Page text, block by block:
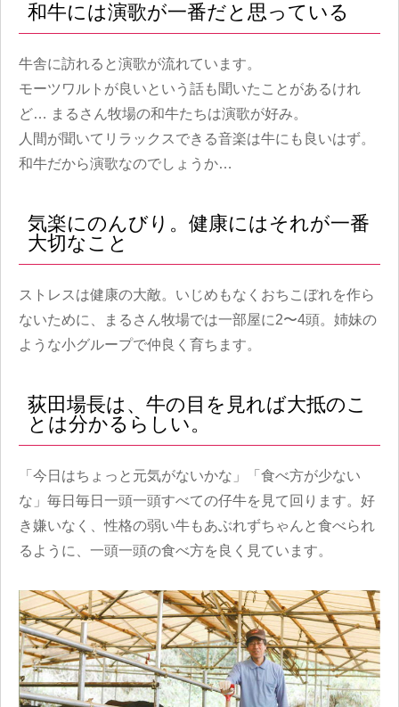
和牛には演歌が一番だと思っている
牛舎に訪れると演歌が流れています。
モーツワルトが良いという話も聞いたことがあるけれ
ど… まるさん牧場の和牛たちは演歌が好み。
人間が聞いてリラックスできる音楽は牛にも良いはず。
和牛だから演歌なのでしょうか…
気楽にのんびり。健康にはそれが一番
大切なこと
ストレスは健康の大敵。いじめもなくおちこぼれを作ら
ないために、まるさん牧場では一部屋に2〜4頭。姉妹の
ような小グループで仲良く育ちます。
荻田場長は、牛の目を見れば大抵のこ
とは分かるらしい。
「今日はちょっと元気がないかな」「食べ方が少ない
な」毎日毎日一頭一頭すべての仔牛を見て回ります。好
き嫌いなく、性格の弱い牛もあぶれずちゃんと食べられ
るように、一頭一頭の食べ方を良く見ています。